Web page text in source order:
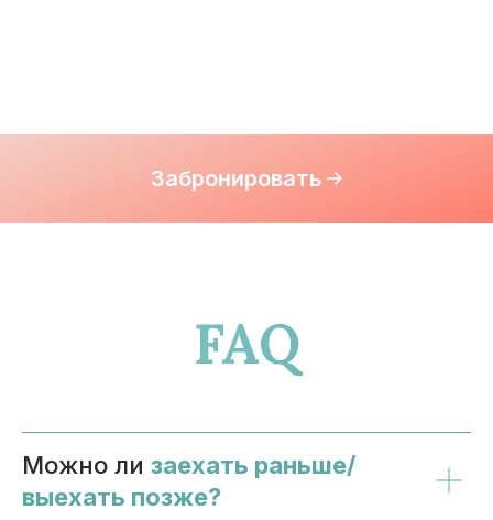
Забронировать
FAQ
Можно ли заехать раньше/
выехать позже?